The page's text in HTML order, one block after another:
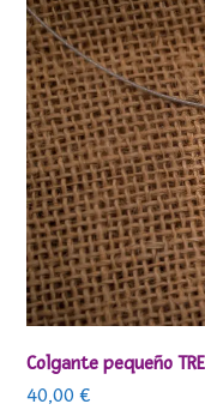
Colgante pequeño
40,00€